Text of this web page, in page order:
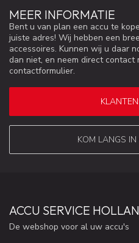
MEER INFORMATIE
Bent u van plan een accu te
juiste adres! Wij hebben een
accessoires. Kunnen wij u daar
dan niet, en neem direct contact
contactformulier.
KOM LANGS
ACCU SERVICE
De webshop voor al uw accu's